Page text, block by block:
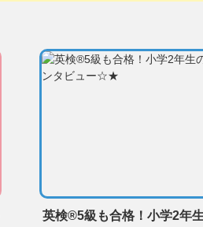
英検®5級も合格！小学2年